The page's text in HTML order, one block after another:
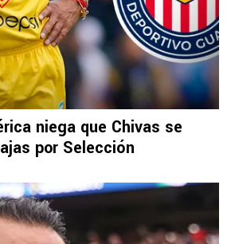
niega que Chivas se
por Selección